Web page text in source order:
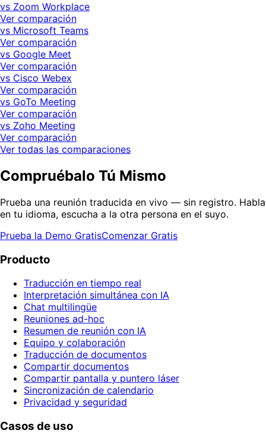
vs Zoom Workplace
Ver comparación
vs Microsoft Teams
Ver comparación
vs Google Meet
Ver comparación
vs Cisco Webex
Ver comparación
vs GoTo Meeting
Ver comparación
vs Zoho Meeting
Ver comparación
Ver todas las comparaciones
Compruébalo Tú Mismo
Prueba una reunión traducida en vivo — sin registro. Habla
en tu idioma, escucha a la otra persona en el suyo.
Prueba la Demo GratisComenzar Gratis
Producto
Traducción en tiempo real
Interpretación simultánea con IA
Chat multilingüe
Reuniones ad-hoc
Resumen de reunión con IA
Equipo y colaboración
Traducción de documentos
Compartir documentos
Compartir pantalla y puntero láser
Sincronización de calendario
Privacidad y seguridad
Casos de uso